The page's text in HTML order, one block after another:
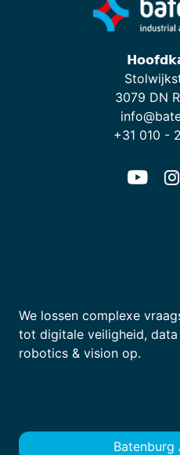
3079 DN
+31 010 -
We lossen complexe
tot digitale veiligheid,
robotics & vision op.
Batenburg